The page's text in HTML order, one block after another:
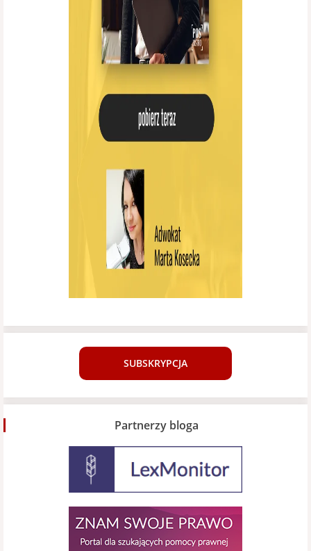
SUBSKRYPCJA
Partnerzy bloga